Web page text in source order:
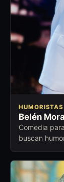
HUMORISTAS
Belén Mora
Comedia
buscan